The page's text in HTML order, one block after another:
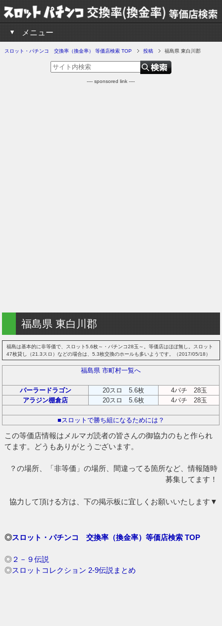
メニュー
スロット・パチンコ 交換率（換金率） 等価店検索 TOP 投稿 福島県 東白川郡
---- sponsored link ----
福島県 東白川郡
福島は基本的に非等価で、スロット5.6枚～・パチンコ28玉～。等価店はほぼ無し。スロット
47枚貸し（21.3スロ）などの場合は、5.3枚交換のホールも多いようです。（2017/05/18）
福島県 市町村一覧へ
パーラードラゴン 20スロ 5.6枚
4パチ 28玉
アラジン棚倉店
20スロ 5.6枚 4パチ 28玉
■スロットで勝ち組になるためには？
この等価店情報はメルマガ読者の皆さんの御協力のもと作られ
てます。どうもありがとうございます。
？の場所、「非等価」の場所、間違ってる箇所など、情報随時
募集してます！
協力して頂ける方は、下の掲示板に宜しくお願いいたします▼
◎スロット・パチンコ 交換率（換金率）等価店検索 TOP
◎２－９伝説
◎スロットコレクション 2-9伝説まとめ